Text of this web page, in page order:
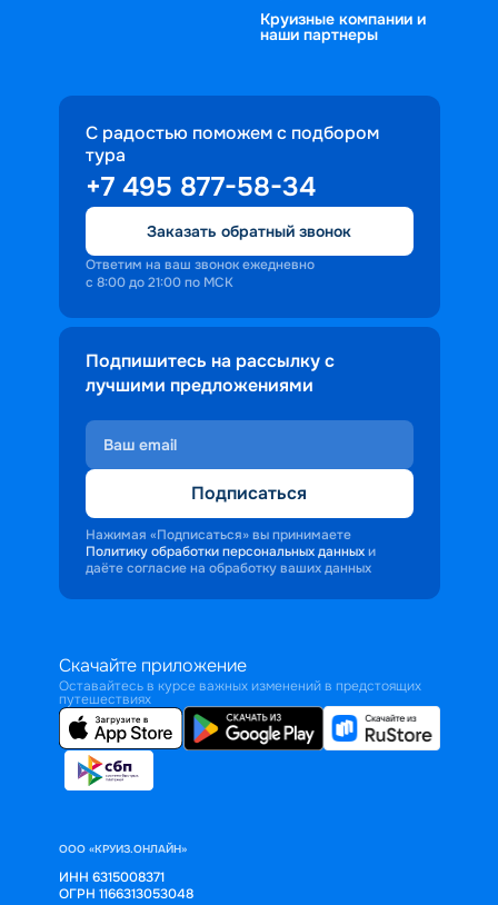
Круизные компании и
наши партнеры
С радостью поможем с подбором
тура
+7 495 877-58-34
Заказать обратный звонок
Ответим на ваш звонок ежедневно
с 8:00 до 21:00 по МСК
Подпишитесь на рассылку с
лучшими предложениями
Подписаться
Нажимая «Подписаться» вы принимаете
Политику обработки персональных данных и
даёте согласие на обработку ваших данных
Скачайте приложение
Оставайтесь в курсе важных изменений в предстоящих
путешествиях
ООО «КРУИЗ.ОНЛАЙН»
ИНН 6315008371
ОГРН 1166313053048